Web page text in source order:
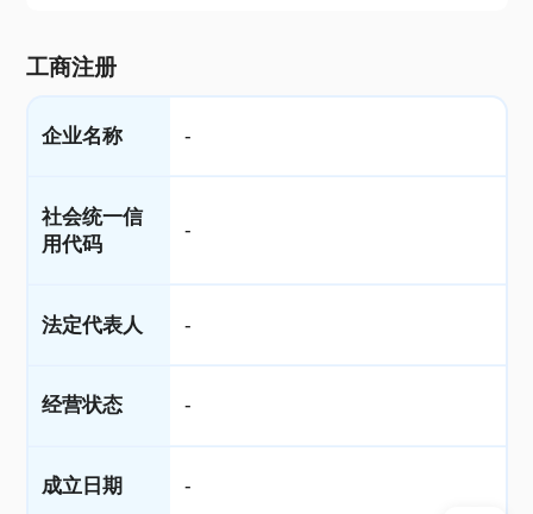
工商注册
企业名称 -
社会统一信
用代码
-
法定代表人 -
经营状态 -
成立日期 -